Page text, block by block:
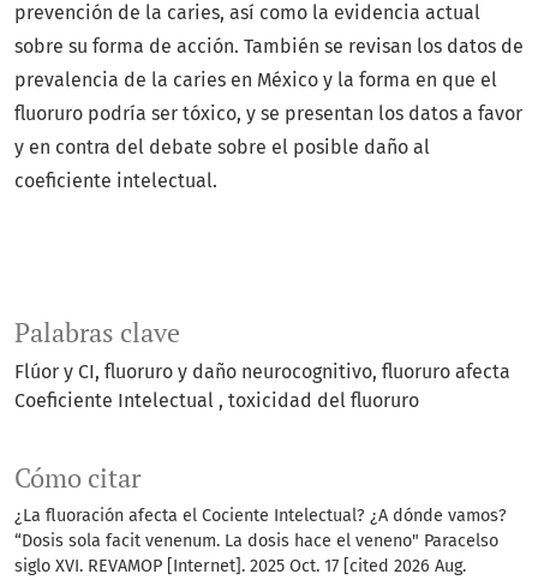
Palabras clave
Flúor y CI fluoruro y daño neurocognitivo fluoruro afecta
Coeficiente Intelectual
toxicidad del fluoruro
Cómo citar
¿La fluoración afecta el Cociente Intelectual? ¿A dónde vamos?
“Dosis sola facit venenum. La dosis hace el veneno" Paracelso
siglo XVI. REVAMOP [Internet]. 2025 Oct. 17 [cited 2026 Aug.
prevención de la caries, así como la evidencia actual
sobre su forma de acción. También se revisan los datos de
prevalencia de la caries en México y la forma en que el
fluoruro podría ser tóxico, y se presentan los datos a favor
y en contra del debate sobre el posible daño al
coeficiente intelectual.